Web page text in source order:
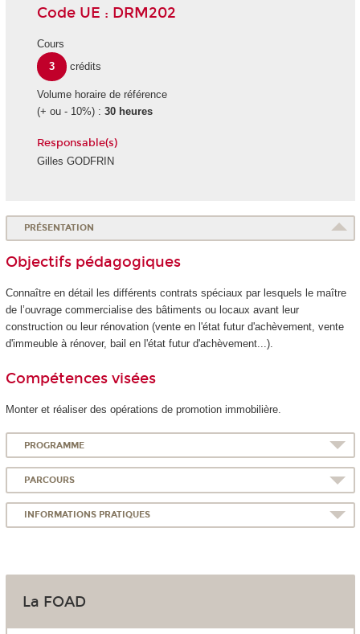
Code UE : DRM202
Cours
3
crédits
Volume horaire de référence
(+ ou - 10%) : 30 heures
Responsable(s)
Gilles GODFRIN
PRÉSENTATION
Objectifs pédagogiques
Connaître en détail les différents contrats spéciaux par lesquels le maître
de l’ouvrage commercialise des bâtiments ou locaux avant leur
construction ou leur rénovation (vente en l'état futur d'achèvement, vente
d'immeuble à rénover, bail en l'état futur d'achèvement...).
Compétences visées
Monter et réaliser des opérations de promotion immobilière.
PROGRAMME
PARCOURS
INFORMATIONS PRATIQUES
La FOAD